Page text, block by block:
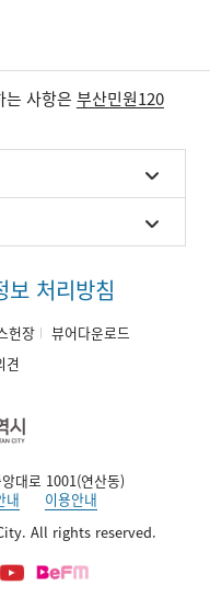
는 사항은 부산민원120
보 처리방침
헌장
뷰어다운로드
견
대로 1001(연산동)
내
이용안내
All rights reserved.
유
튜
부
산